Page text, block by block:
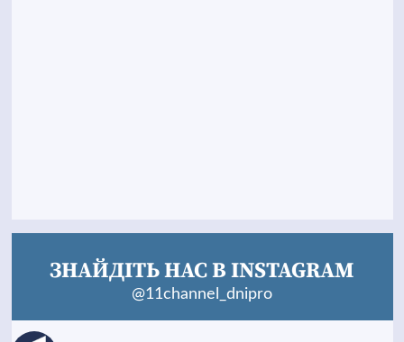
ЗНАЙДІТЬ НАС В INSTAGRAM
@11channel_dnipro